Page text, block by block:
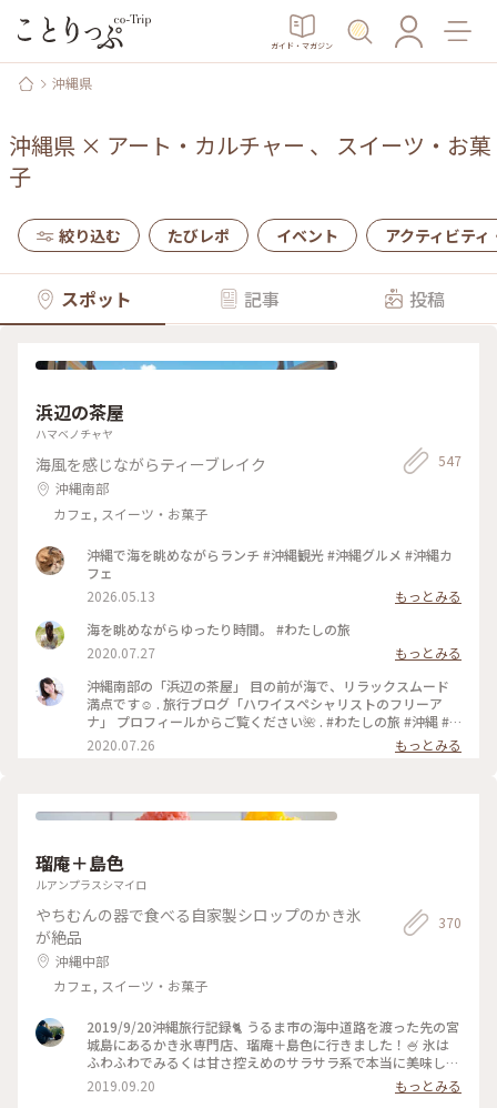
ガイド・マガジン
沖縄県
沖縄県 × アート・カルチャー 、 スイーツ・お菓
子
絞り込む たびレポ イベント アクティビティ
スポット 記事 投稿
浜辺の茶屋
ハマベノチャヤ
海風を感じながらティーブレイク
沖縄南部
カフェ, スイーツ・お菓子
547
沖縄で海を眺めながらランチ #沖縄観光 #沖縄グルメ #沖縄カ
フェ
2026.05.13
もっとみる
海を眺めながらゆったり時間。 #わたしの旅
2020.07.27
もっとみる
沖縄南部の「浜辺の茶屋」 目の前が海で、リラックスムード
満点です☺️ . 旅行ブログ「ハワイスペシャリストのフリーア
ナ」 プロフィールからご覧ください🌺 . #わたしの旅 #沖縄 #
沖縄旅行 #沖縄本島 #沖縄南部 #カフェ #浜辺の茶屋 #海沿いカ
フェ #海 #ビーチ
2020.07.26 もっとみる
瑠庵＋島色
ルアンプラスシマイロ
やちむんの器で食べる自家製シロップのかき氷
が絶品
沖縄中部
カフェ, スイーツ・お菓子
370
2019/9/20沖縄旅行記録🐈 うるま市の海中道路を渡った先の宮
城島にあるかき氷専門店、瑠庵＋島色に行きました！🍧 氷は
ふわふわでみるくは甘さ控えめのサラサラ系で本当に美味しか
った！😊 #沖縄 #かき氷 #海中道路 #宮城島 #瑠庵＋島色 #ゴー
ラー隊
2019.09.20
もっとみる